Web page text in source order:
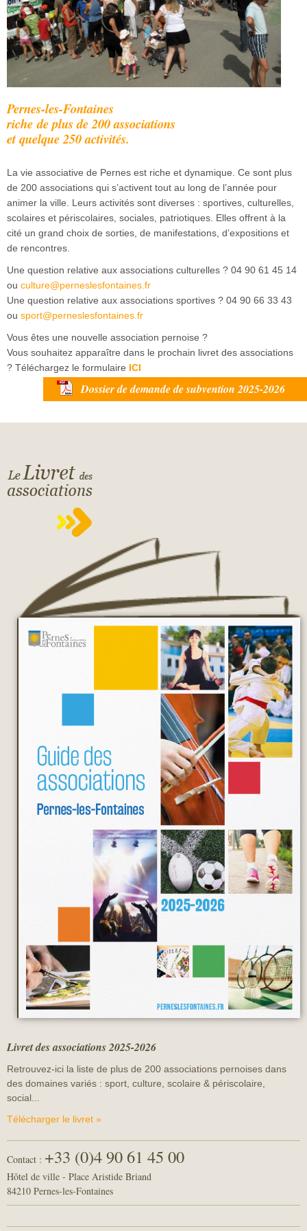
Sécurité civile
Sécurité publique
Pernes-les-Fontaines
richede plus de 200 associations
et quelque 250 activités.
La vie associative de Pernes est riche et dynamique. Ce sont plus
de 200 associations qui s’activent tout au long de l’année pour
animer la ville. Leurs activités sont diverses : sportives, culturelles,
scolaires et périscolaires, sociales, patriotiques. Elles offrent à la
cité un grand choix de sorties, de manifestations, d’expositions et
de rencontres.
Une question relative aux associations culturelles ? 04 90 61 45 14
ou culture@perneslesfontaines.fr
Une question relative aux associations sportives ? 04 90 66 33 43
ou sport@perneslesfontaines.fr
Vous êtes une nouvelle association pernoise ?
Vous souhaitez apparaître dans le prochain livret des associations
? Téléchargez le formulaire ICI
Dossier de demande de subvention 2025-2026
Livret des associations 2025-2026
Retrouvez-ici la liste de plus de 200 associations pernoises dans
des domaines variés : sport, culture, scolaire & périscolaire,
social...
Télécharger le livret »
Contact : +33 (0)4 90 61 45 00
Hôtel de ville - Place Aristide Briand
84210 Pernes-les-Fontaines